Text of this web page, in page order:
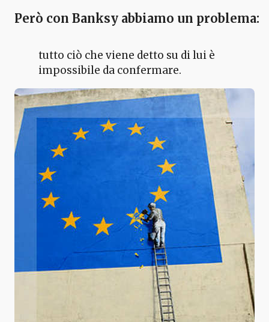
Però con Banksy abbiamo un problema:
tutto ciò che viene detto su di lui è
impossibile da confermare.